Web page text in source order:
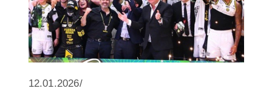
12.01.2026/